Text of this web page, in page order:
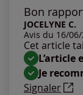
Bon
JOCELYNE C.
Avis du 16/
Cet article
L’article
Je
Signaler